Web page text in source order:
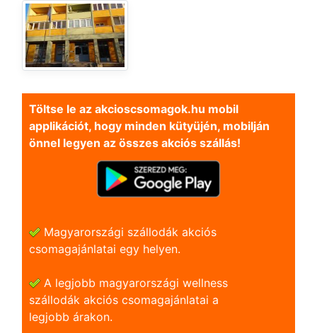
Töltse le az akcioscsomagok.hu mobil
applikációt, hogy minden kütyüjén, mobilján
önnel legyen az összes akciós szállás!
Magyarországi szállodák akciós
csomagajánlatai egy helyen.
A legjobb magyarországi wellness
szállodák akciós csomagajánlatai a
legjobb árakon.